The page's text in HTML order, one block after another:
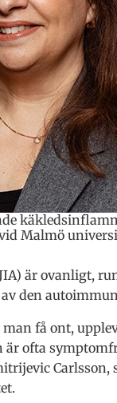
Malmö
är ovanligt,
den
få ont,
ofta
Carlsson,